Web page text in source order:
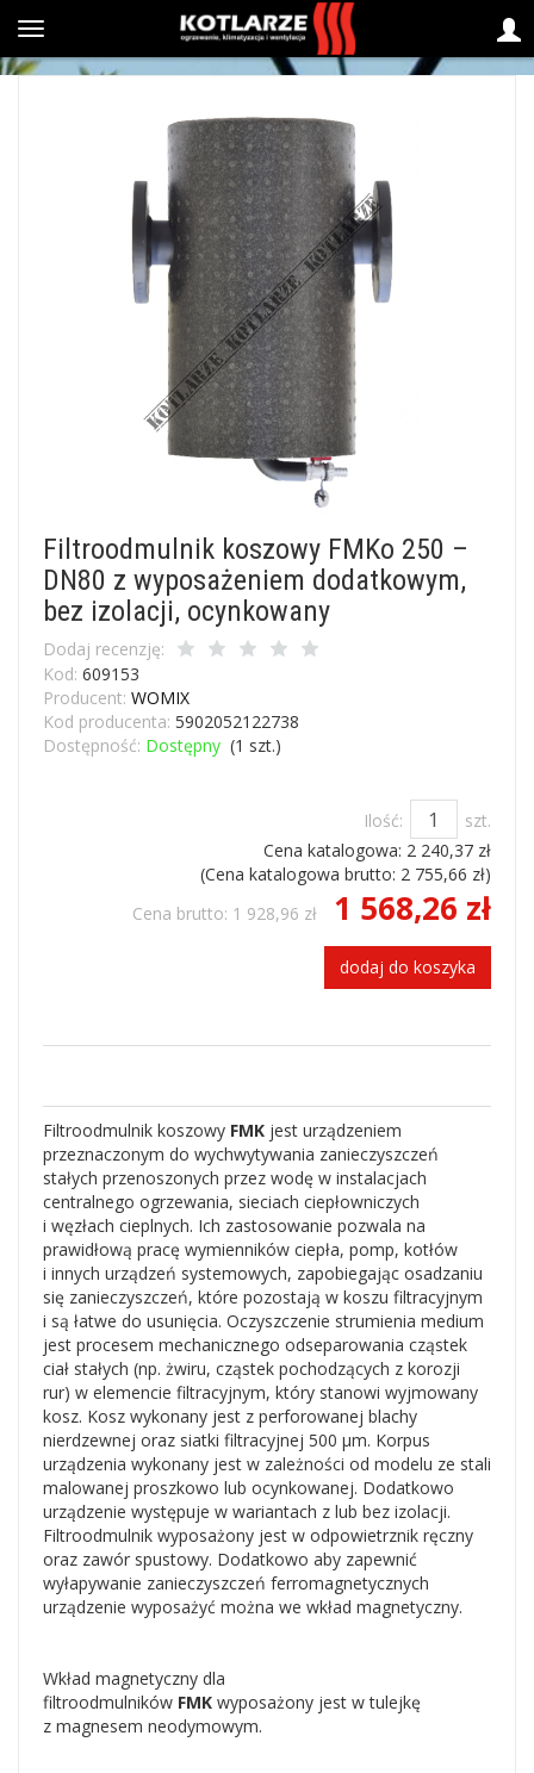
Filtroodmulnik koszowy FMKo 250 –
DN80 z wyposażeniem dodatkowym,
bez izolacji, ocynkowany
Dodaj recenzję:
Kod: 609153
Producent: WOMIX
Kod producenta: 5902052122738
Dostępność: Dostępny (1 szt.)
Ilość:
szt.
Cena katalogowa: 2 240,37 zł
(Cena katalogowa brutto: 2 755,66 zł)
Cena brutto: 1 928,96 zł 1 568,26 zł
dodaj do koszyka
Filtroodmulnik koszowy FMK jest urządzeniem
przeznaczonym do wychwytywania zanieczyszczeń
stałych przenoszonych przez wodę w instalacjach
centralnego ogrzewania, sieciach ciepłowniczych
i węzłach cieplnych. Ich zastosowanie pozwala na
prawidłową pracę wymienników ciepła, pomp, kotłów
i innych urządzeń systemowych, zapobiegając osadzaniu
się zanieczyszczeń, które pozostają w koszu filtracyjnym
i są łatwe do usunięcia. Oczyszczenie strumienia medium
jest procesem mechanicznego odseparowania cząstek
ciał stałych (np. żwiru, cząstek pochodzących z korozji
rur) w elemencie filtracyjnym, który stanowi wyjmowany
kosz. Kosz wykonany jest z perforowanej blachy
nierdzewnej oraz siatki filtracyjnej 500 μm. Korpus
urządzenia wykonany jest w zależności od modelu ze stali
malowanej proszkowo lub ocynkowanej. Dodatkowo
urządzenie występuje w wariantach z lub bez izolacji.
Filtroodmulnik wyposażony jest w odpowietrznik ręczny
oraz zawór spustowy. Dodatkowo aby zapewnić
wyłapywanie zanieczyszczeń ferromagnetycznych
urządzenie wyposażyć można we wkład magnetyczny.
Wkład magnetyczny dla
filtroodmulników FMK wyposażony jest w tulejkę
z magnesem neodymowym.